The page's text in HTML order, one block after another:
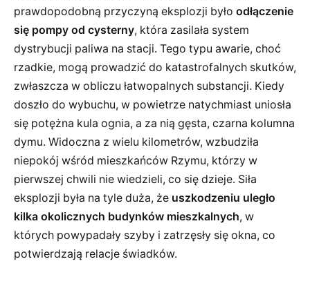
prawdopodobną przyczyną eksplozji było odłączenie
się pompy od cysterny, która zasilała system
dystrybucji paliwa na stacji. Tego typu awarie, choć
rzadkie, mogą prowadzić do katastrofalnych skutków,
zwłaszcza w obliczu łatwopalnych substancji. Kiedy
doszło do wybuchu, w powietrze natychmiast uniosła
się potężna kula ognia, a za nią gęsta, czarna kolumna
dymu. Widoczna z wielu kilometrów, wzbudziła
niepokój wśród mieszkańców Rzymu, którzy w
pierwszej chwili nie wiedzieli, co się dzieje. Siła
eksplozji była na tyle duża, że uszkodzeniu uległo
kilka okolicznych budynków mieszkalnych, w
których powypadały szyby i zatrzęsły się okna, co
potwierdzają relacje świadków.